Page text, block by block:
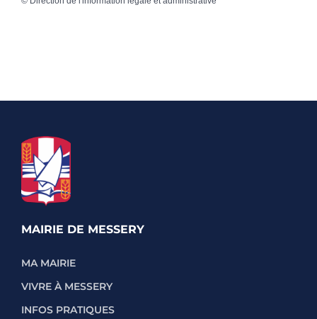
MAIRIE DE MESSERY
MA MAIRIE
VIVRE À MESSERY
INFOS PRATIQUES